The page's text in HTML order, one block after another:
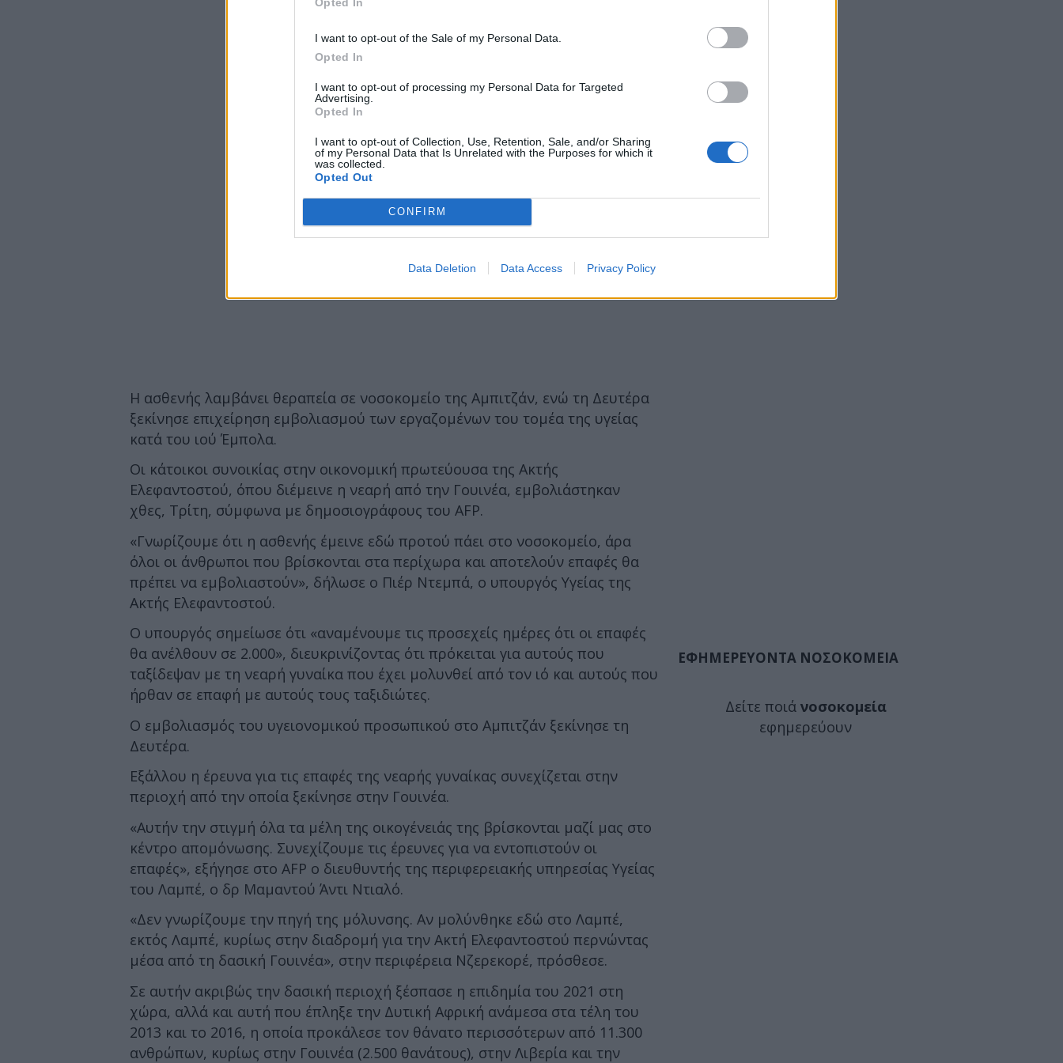
I want to opt-out of the Sale of my Personal Data.
Opted In
I want to opt-out of processing my Personal Data for Targeted
Advertising.
Opted In
I want to opt-out of Collection, Use, Retention, Sale, and/or Sharing
of my Personal Data that Is Unrelated with the Purposes for which it
was collected.
Opted Out
CONFIRM
Data Deletion Data Access Privacy Policy
Η ασθενής λαμβάνει θεραπεία σε νοσοκομείο της Αμπιτζάν, ενώ τη Δευτέρα
ξεκίνησε επιχείρηση εμβολιασμού των εργαζομένων του τομέα της υγείας
κατά του ιού Έμπολα.
Οι κάτοικοι συνοικίας στην οικονομική πρωτεύουσα της Ακτής
Ελεφαντοστού, όπου διέμεινε η νεαρή από την Γουινέα, εμβολιάστηκαν
χθες, Τρίτη, σύμφωνα με δημοσιογράφους του AFP.
«Γνωρίζουμε ότι η ασθενής έμεινε εδώ προτού πάει στο νοσοκομείο, άρα
όλοι οι άνθρωποι που βρίσκονται στα περίχωρα και αποτελούν επαφές θα
πρέπει να εμβολιαστούν», δήλωσε ο Πιέρ Ντεμπά, ο υπουργός Υγείας της
Ακτής Ελεφαντοστού.
Ο υπουργός σημείωσε ότι «αναμένουμε τις προσεχείς ημέρες ότι οι επαφές
θα ανέλθουν σε 2.000», διευκρινίζοντας ότι πρόκειται για αυτούς που
ταξίδεψαν με τη νεαρή γυναίκα που έχει μολυνθεί από τον ιό και αυτούς που
ήρθαν σε επαφή με αυτούς τους ταξιδιώτες.
Ο εμβολιασμός του υγειονομικού προσωπικού στο Αμπιτζάν ξεκίνησε τη
Δευτέρα.
Εξάλλου η έρευνα για τις επαφές της νεαρής γυναίκας συνεχίζεται στην
περιοχή από την οποία ξεκίνησε στην Γουινέα.
«Αυτήν την στιγμή όλα τα μέλη της οικογένειάς της βρίσκονται μαζί μας στο
κέντρο απομόνωσης. Συνεχίζουμε τις έρευνες για να εντοπιστούν οι
επαφές», εξήγησε στο AFP ο διευθυντής της περιφερειακής υπηρεσίας Υγείας
του Λαμπέ, ο δρ Μαμαντού Άντι Ντιαλό.
«Δεν γνωρίζουμε την πηγή της μόλυνσης. Αν μολύνθηκε εδώ στο Λαμπέ,
εκτός Λαμπέ, κυρίως στην διαδρομή για την Ακτή Ελεφαντοστού περνώντας
μέσα από τη δασική Γουινέα», στην περιφέρεια Νζερεκορέ, πρόσθεσε.
Σε αυτήν ακριβώς την δασική περιοχή ξέσπασε η επιδημία του 2021 στη
χώρα, αλλά και αυτή που έπληξε την Δυτική Αφρική ανάμεσα στα τέλη του
2013 και το 2016, η οποία προκάλεσε τον θάνατο περισσότερων από 11.300
ανθρώπων, κυρίως στην Γουινέα (2.500 θανάτους), στην Λιβερία και την
ΕΦΗΜΕΡΕΥΟΝΤΑ ΝΟΣΟΚΟΜΕΙΑ
Δείτε ποιά νοσοκομεία
εφημερεύουν